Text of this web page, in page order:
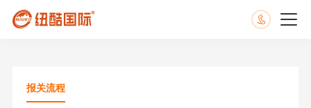
报关流程